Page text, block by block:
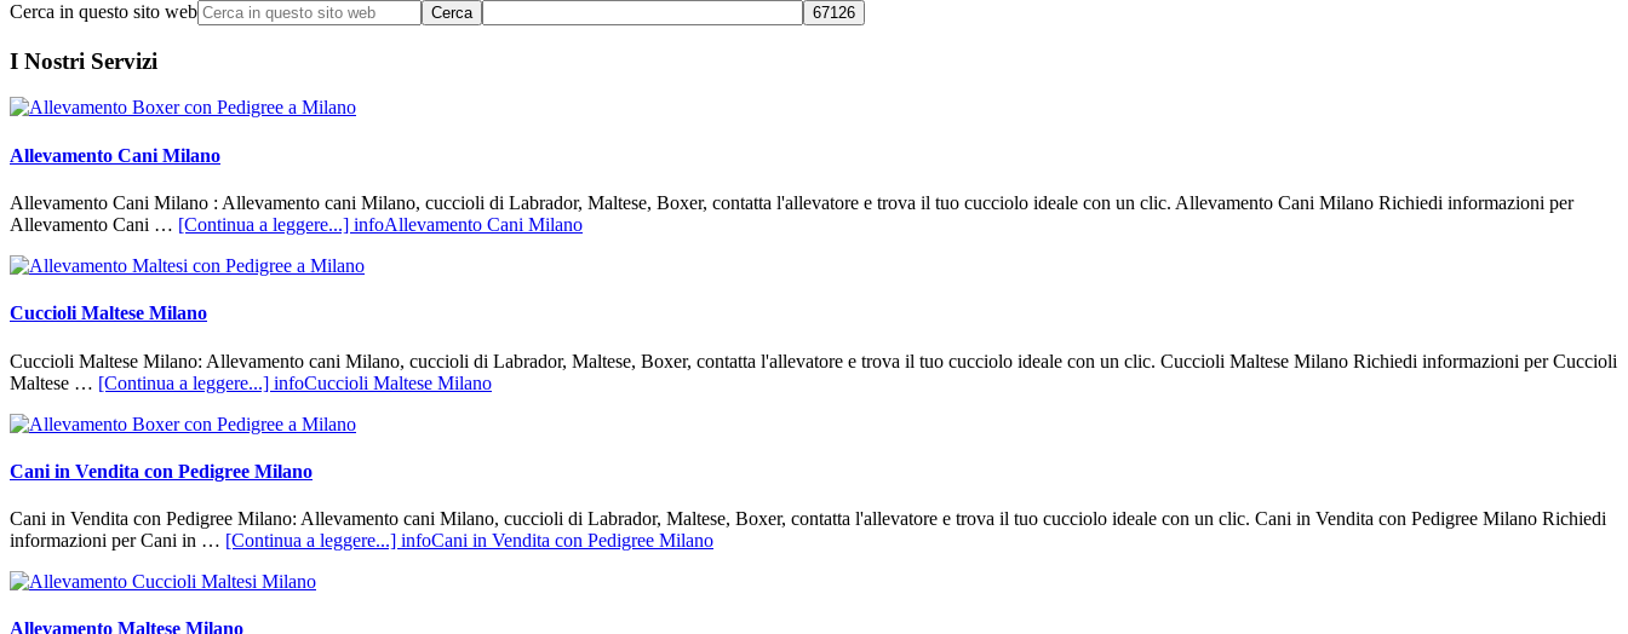
Cerca in questo sito web
I Nostri Servizi
Allevamento Cani Milano
Allevamento Cani Milano : Allevamento cani Milano, cuccioli di Labrador, Maltese, Boxer, contatta l'allevatore e trova il tuo cucciolo ideale con un clic. Allevamento Cani Milano Richiedi informazioni per
Allevamento Cani … [Continua a leggere...] infoAllevamento Cani Milano
Cuccioli Maltese Milano
Cuccioli Maltese Milano: Allevamento cani Milano, cuccioli di Labrador, Maltese, Boxer, contatta l'allevatore e trova il tuo cucciolo ideale con un clic. Cuccioli Maltese Milano Richiedi informazioni per Cuccioli
Maltese … [Continua a leggere...] infoCuccioli Maltese Milano
Cani in Vendita con Pedigree Milano
Cani in Vendita con Pedigree Milano: Allevamento cani Milano, cuccioli di Labrador, Maltese, Boxer, contatta l'allevatore e trova il tuo cucciolo ideale con un clic. Cani in Vendita con Pedigree Milano Richiedi
informazioni per Cani in … [Continua a leggere...] infoCani in Vendita con Pedigree Milano
Allevamento Maltese Milano